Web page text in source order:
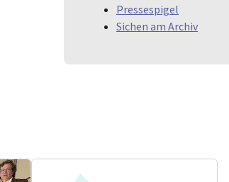
Pressespigel
Sichen am Archiv